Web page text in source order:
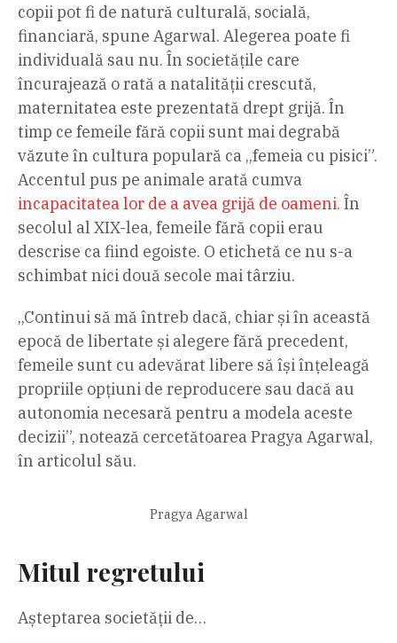
copii pot fi de natură culturală, socială,
financiară, spune Agarwal. Alegerea poate fi
individuală sau nu. În societățile care
încurajează o rată a natalității crescută,
maternitatea este prezentată drept grijă. În
timp ce femeile fără copii sunt mai degrabă
văzute în cultura populară ca „femeia cu pisici”.
Accentul pus pe animale arată cumva
incapacitatea lor de a avea grijă de oameni. În
secolul al XIX-lea, femeile fără copii erau
descrise ca fiind egoiste. O etichetă ce nu s-a
schimbat nici două secole mai târziu.
„Continui să mă întreb dacă, chiar și în această
epocă de libertate și alegere fără precedent,
femeile sunt cu adevărat libere să își înțeleagă
propriile opțiuni de reproducere sau dacă au
autonomia necesară pentru a modela aceste
decizii”, notează cercetătoarea Pragya Agarwal,
în articolul său.
Pragya Agarwal
Mitul regretului
Așteptarea societății de…